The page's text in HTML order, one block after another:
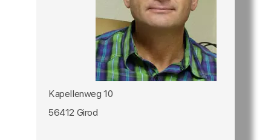
Kapellenweg 10
56412 Girod